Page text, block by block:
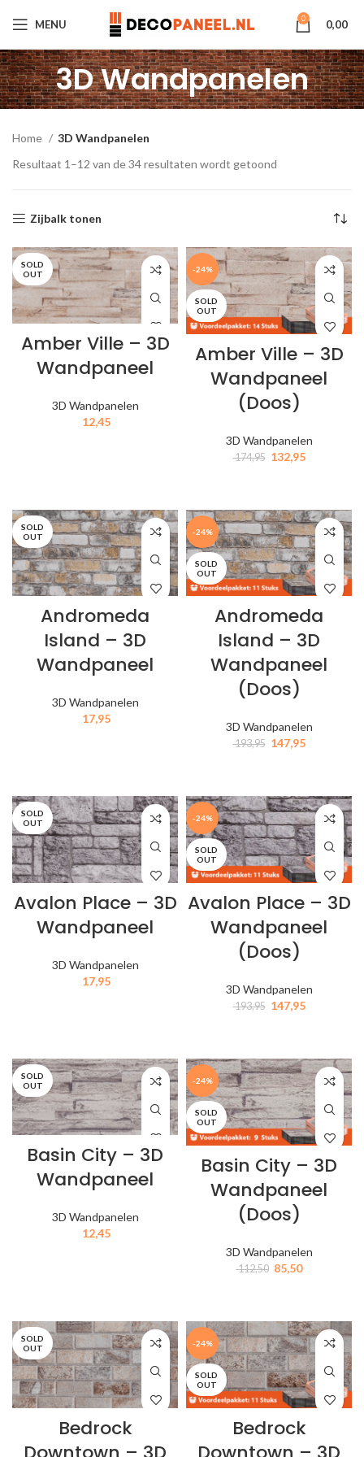
MENU 0 0,00
3D Wandpanelen
Home
3D Wandpanelen
Resultaat 1–12 van de 34 resultaten wordt getoond
Zijbalk tonen
SOLD
OUT
Amber Ville – 3D
Wandpaneel
3D Wandpanelen
12,45
-24%
SOLD
OUT
Amber Ville – 3D
Wandpaneel
(Doos)
3D Wandpanelen
174,95 132,95
SOLD
OUT
Andromeda
Island – 3D
Wandpaneel
3D Wandpanelen
17,95
-24%
SOLD
OUT
Andromeda
Island – 3D
Wandpaneel
(Doos)
3D Wandpanelen
193,95 147,95
SOLD
OUT
Avalon Place – 3D
Wandpaneel
3D Wandpanelen
17,95
-24%
SOLD
OUT
Avalon Place – 3D
Wandpaneel
(Doos)
3D Wandpanelen
193,95 147,95
SOLD
OUT
Basin City – 3D
Wandpaneel
3D Wandpanelen
12,45
-24%
SOLD
OUT
Basin City – 3D
Wandpaneel
(Doos)
3D Wandpanelen
112,50 85,50
SOLD
OUT
Bedrock
-24%
SOLD
OUT
Bedrock